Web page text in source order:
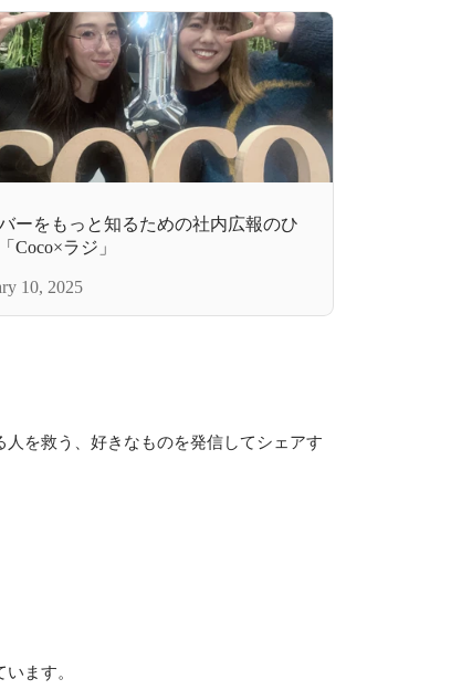
ーをもっと知るための社内広報のひ
Coco×ラジ」
10, 2025
を救う、好きなものを発信してシェアす
ます。